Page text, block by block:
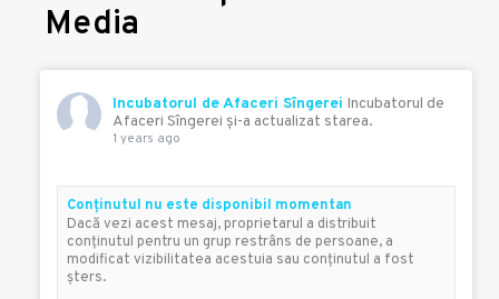
Media
Incubatorul de Afaceri Sîngerei Incubatorul de
Afaceri Sîngerei şi-a actualizat starea.
1 years ago
Conţinutul nu este disponibil momentan
Dacă vezi acest mesaj, proprietarul a distribuit
conţinutul pentru un grup restrâns de persoane, a
modificat vizibilitatea acestuia sau conţinutul a fost
şters.